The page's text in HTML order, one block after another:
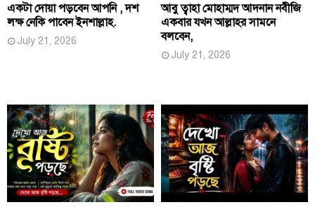
একটা দোয়া পড়বেন আপনি , দশ
লক্ষ নেকি পাবেন ইনশাল্লাহ.
July 21, 2026
আবু ত্বাহা মোহাম্মদ আদনান নবীজি
একবার যখন আল্লাহর সামনে
বলবেন,
July 21, 2026